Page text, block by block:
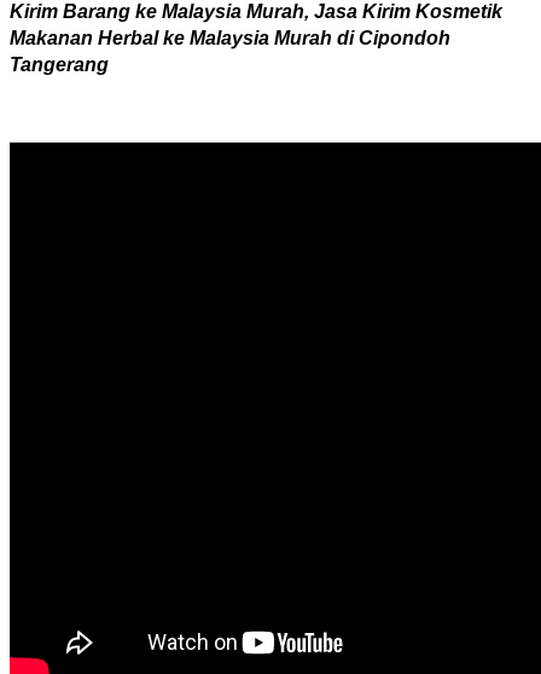
Kirim Barang ke Malaysia Murah, Jasa Kirim Kosmetik
Makanan Herbal ke Malaysia Murah di Cipondoh
Tangerang